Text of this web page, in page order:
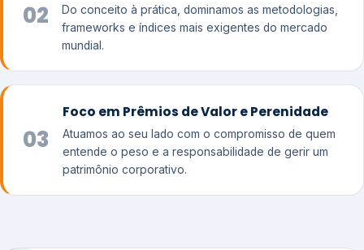
02
Do conceito à prática, dominamos as metodologias,
frameworks e índices mais exigentes do mercado
mundial.
03
Foco em Prêmios de Valor e Perenidade
Atuamos ao seu lado com o compromisso de quem
entende o peso e a responsabilidade de gerir um
patrimônio corporativo.